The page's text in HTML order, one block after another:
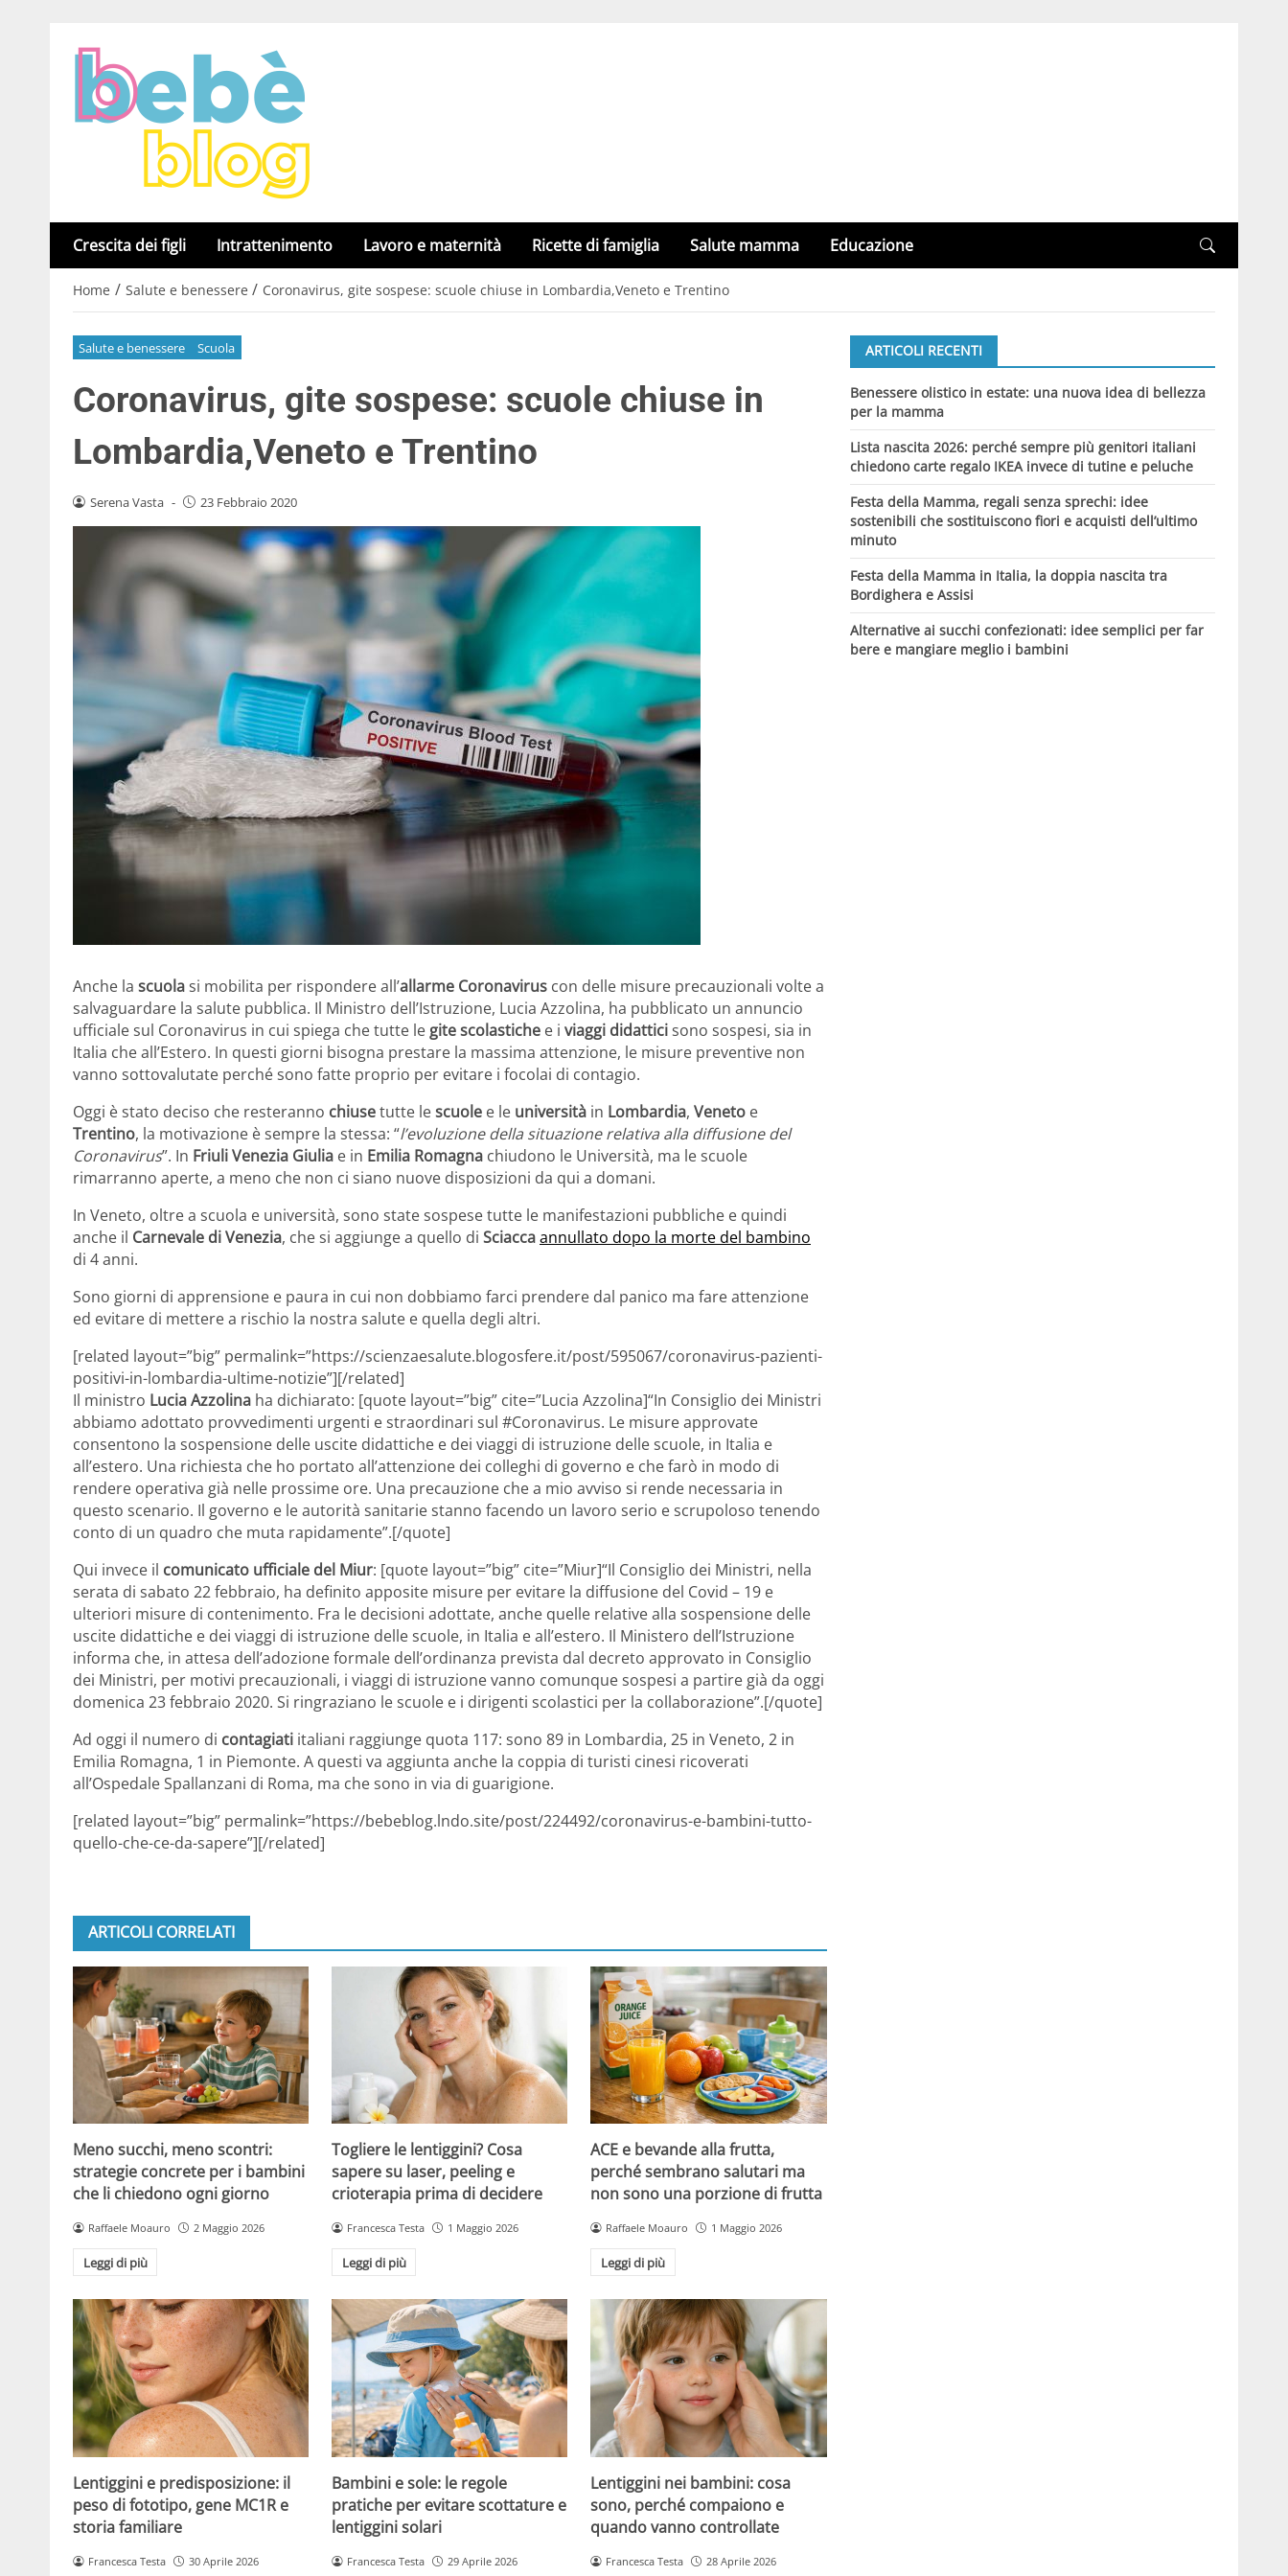
Crescita dei figli Intrattenimento Lavoro e maternità Ricette di famiglia Salute mamma Educazione
Home / Salute e benessere / Coronavirus, gite sospese: scuole chiuse in Lombardia,Veneto e Trentino
Salute e benessere Scuola
Coronavirus, gite sospese: scuole chiuse in
Lombardia,Veneto e Trentino
Serena Vasta - 23 Febbraio 2020
Anche la scuolasi mobilita per rispondere all’allarme Coronavirus con delle misure precauzionali volte a
salvaguardare la salute pubblica. Il Ministro dell’Istruzione, Lucia Azzolina, ha pubblicato un annuncio
ufficiale sul Coronavirus in cui spiega che tutte le gite scolastiche e i viaggi didatticisono sospesi, sia in
Italia che all’Estero. In questi giorni bisogna prestare la massima attenzione, le misure preventive non
vanno sottovalutate perché sono fatte proprio per evitare i focolai di contagio.
Oggi è stato deciso che resteranno chiusetutte lescuole e le università in Lombardia, Veneto e
Trentino, la motivazione è sempre la stessa: “l’evoluzione della situazione relativa alla diffusione del
Coronavirus”. In Friuli Venezia Giulia e in Emilia Romagna chiudono le Università, ma le scuole
rimarranno aperte, a meno che non ci siano nuove disposizioni da qui a domani.
In Veneto, oltre a scuola e università, sono state sospese tutte le manifestazioni pubbliche e quindi
anche il Carnevale di Venezia, che si aggiunge a quello di Sciaccaannullato dopo la morte del bambino
di 4 anni.
Sono giorni di apprensione e paura in cui non dobbiamo farci prendere dal panico ma fare attenzione
ed evitare di mettere a rischio la nostra salute e quella degli altri.
[related layout=”big” permalink=”https://scienzaesalute.blogosfere.it/post/595067/coronavirus-pazienti-
positivi-in-lombardia-ultime-notizie”][/related]
Il ministro Lucia Azzolina ha dichiarato: [quote layout=”big” cite=”Lucia Azzolina]“In Consiglio dei Ministri
abbiamo adottato provvedimenti urgenti e straordinari sul #Coronavirus. Le misure approvate
consentono la sospensione delle uscite didattiche e dei viaggi di istruzione delle scuole, in Italia e
all’estero. Una richiesta che ho portato all’attenzione dei colleghi di governo e che farò in modo di
rendere operativa già nelle prossime ore. Una precauzione che a mio avviso si rende necessaria in
questo scenario. Il governo e le autorità sanitarie stanno facendo un lavoro serio e scrupoloso tenendo
conto di un quadro che muta rapidamente”.[/quote]
Qui invece il comunicato ufficiale del Miur: [quote layout=”big” cite=”Miur]“Il Consiglio dei Ministri, nella
serata di sabato 22 febbraio, ha definito apposite misure per evitare la diffusione del Covid – 19 e
ulteriori misure di contenimento. Fra le decisioni adottate, anche quelle relative alla sospensione delle
uscite didattiche e dei viaggi di istruzione delle scuole, in Italia e all’estero. Il Ministero dell’Istruzione
informa che, in attesa dell’adozione formale dell’ordinanza prevista dal decreto approvato in Consiglio
dei Ministri, per motivi precauzionali, i viaggi di istruzione vanno comunque sospesi a partire già da oggi
domenica 23 febbraio 2020. Si ringraziano le scuole e i dirigenti scolastici per la collaborazione”.[/quote]
Ad oggi il numero di contagiati italiani raggiunge quota 117: sono 89 in Lombardia, 25 in Veneto, 2 in
Emilia Romagna, 1 in Piemonte. A questi va aggiunta anche la coppia di turisti cinesi ricoverati
all’Ospedale Spallanzani di Roma, ma che sono in via di guarigione.
[related layout=”big” permalink=”https://bebeblog.lndo.site/post/224492/coronavirus-e-bambini-tutto-
quello-che-ce-da-sapere”][/related]
ARTICOLI CORRELATI
Meno succhi, meno scontri:
strategie concrete per i bambini
che li chiedono ogni giorno
Raffaele Moauro 2 Maggio 2026
Leggi di più
Togliere le lentiggini? Cosa
sapere su laser, peeling e
crioterapia prima di decidere
Francesca Testa 1 Maggio 2026
Leggi di più
ACE e bevande alla frutta,
perché sembrano salutari ma
non sono una porzione di frutta
Raffaele Moauro 1 Maggio 2026
Leggi di più
Lentiggini e predisposizione: il
peso di fototipo, gene MC1R e
storia familiare
Francesca Testa 30 Aprile 2026
Bambini e sole: le regole
pratiche per evitare scottature e
lentiggini solari
Francesca Testa 29 Aprile 2026
Lentiggini nei bambini: cosa
sono, perché compaiono e
quando vanno controllate
Francesca Testa 28 Aprile 2026
ARTICOLI RECENTI
Benessere olistico in estate: una nuova idea di bellezza
per la mamma
Lista nascita 2026: perché sempre più genitori italiani
chiedono carte regalo IKEA invece di tutine e peluche
Festa della Mamma, regali senza sprechi: idee
sostenibili che sostituiscono fiori e acquisti dell’ultimo
minuto
Festa della Mamma in Italia, la doppia nascita tra
Bordighera e Assisi
Alternative ai succhi confezionati: idee semplici per far
bere e mangiare meglio i bambini